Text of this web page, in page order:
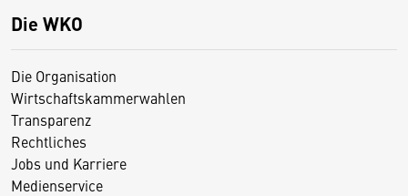
Die WKO
Die Organisation
Wirtschaftskammerwahlen
Transparenz
Rechtliches
Jobs und Karriere
Medienservice